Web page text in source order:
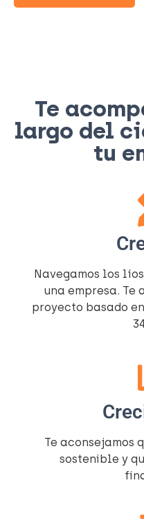
Te
largo del
tu
Navegamos los
una empresa. Te
proyecto basado
Te aconsejamos
sostenible y